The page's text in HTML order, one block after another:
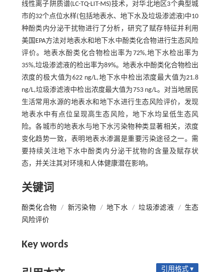
线性离子阱质谱(LC-TQ-LIT-MS)技术，对华北地区3个典型城
市的32个点位水样(包括地表水、地下水及垃圾渗滤液)中10
种酚类内分泌干扰物进行了分析，研究了赋存特征并利用
美国EPA方法对地表水和地下水中酚类化合物进行生态风险
评价。地表水酚类化合物检出率为72%,地下水检出率为
35%,垃圾渗滤液的检出率为89%。地表水中酚类化合物检出
浓度的极大值为622 ng/L,地下水中检出浓度最大值为21.8
ng/L,垃圾渗滤液中检出浓度最大值为753 ng/L。对当地居民
生活常用水源的地表水和地下水进行生态风险评价，发现
地表水中有点位呈现高生态风险，地下水均呈低生态风
险。各城市的地表水与地下水污染物种类显著相关，浓度
变化趋势一致，表明地表水渗漏是重要污染途径之一。需
要持续关注地下水中酚类内分泌干扰物的含量及赋存状
态，并关注其对环境和人体健康潜在影响。
关键词
酚类化合物 / 新污染物 / 地下水 / 垃圾渗滤液 / 生态
风险评价
Key words
引用格式 ▾